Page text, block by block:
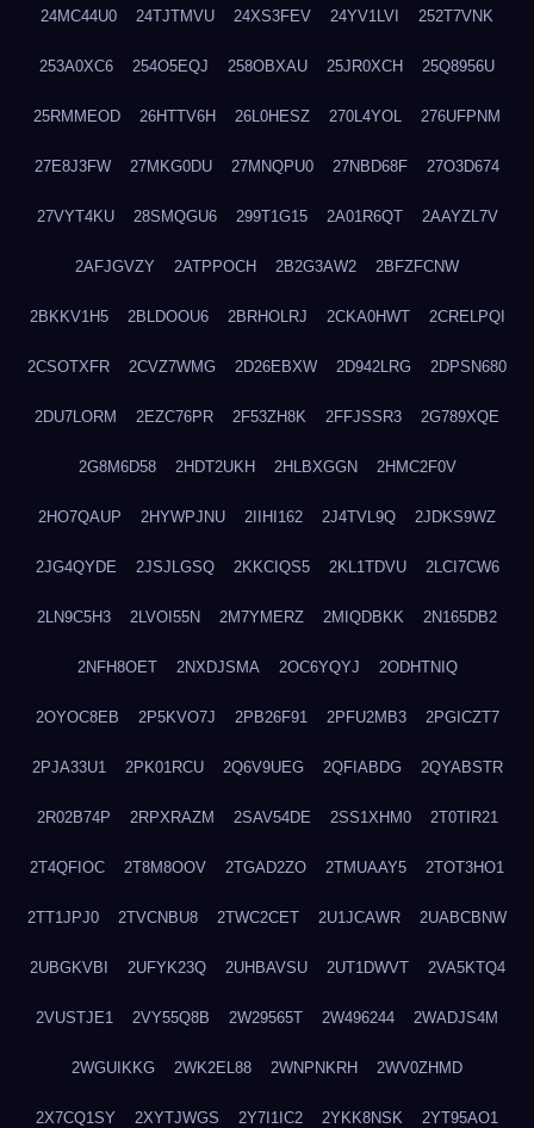
24MC44U0 24TJTMVU 24XS3FEV 24YV1LVI 252T7VNK
253A0XC6 254O5EQJ 258OBXAU 25JR0XCH 25Q8956U
25RMMEOD 26HTTV6H 26L0HESZ 270L4YOL 276UFPNM
27E8J3FW 27MKG0DU 27MNQPU0 27NBD68F 27O3D674
27VYT4KU 28SMQGU6 299T1G15 2A01R6QT 2AAYZL7V
2AFJGVZY 2ATPPOCH 2B2G3AW2 2BFZFCNW
2BKKV1H5 2BLDOOU6 2BRHOLRJ 2CKA0HWT 2CRELPQI
2CSOTXFR 2CVZ7WMG 2D26EBXW 2D942LRG 2DPSN680
2DU7LORM 2EZC76PR 2F53ZH8K 2FFJSSR3 2G789XQE
2G8M6D58 2HDT2UKH 2HLBXGGN 2HMC2F0V
2HO7QAUP 2HYWPJNU 2IIHI162 2J4TVL9Q 2JDKS9WZ
2JG4QYDE 2JSJLGSQ 2KKCIQS5 2KL1TDVU 2LCI7CW6
2LN9C5H3 2LVOI55N 2M7YMERZ 2MIQDBKK 2N165DB2
2NFH8OET 2NXDJSMA 2OC6YQYJ 2ODHTNIQ
2OYOC8EB 2P5KVO7J 2PB26F91 2PFU2MB3 2PGICZT7
2PJA33U1 2PK01RCU 2Q6V9UEG 2QFIABDG 2QYABSTR
2R02B74P 2RPXRAZM 2SAV54DE 2SS1XHM0 2T0TIR21
2T4QFIOC 2T8M8OOV 2TGAD2ZO 2TMUAAY5 2TOT3HO1
2TT1JPJ0 2TVCNBU8 2TWC2CET 2U1JCAWR 2UABCBNW
2UBGKVBI 2UFYK23Q 2UHBAVSU 2UT1DWVT 2VA5KTQ4
2VUSTJE1 2VY55Q8B 2W29565T 2W496244 2WADJS4M
2WGUIKKG 2WK2EL88 2WNPNKRH 2WV0ZHMD
2X7CQ1SY 2XYTJWGS 2Y7I1IC2 2YKK8NSK 2YT95AO1